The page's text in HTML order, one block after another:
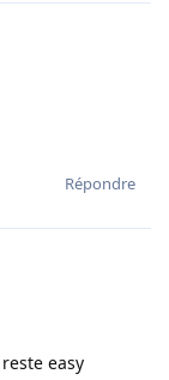
Répondre
easy